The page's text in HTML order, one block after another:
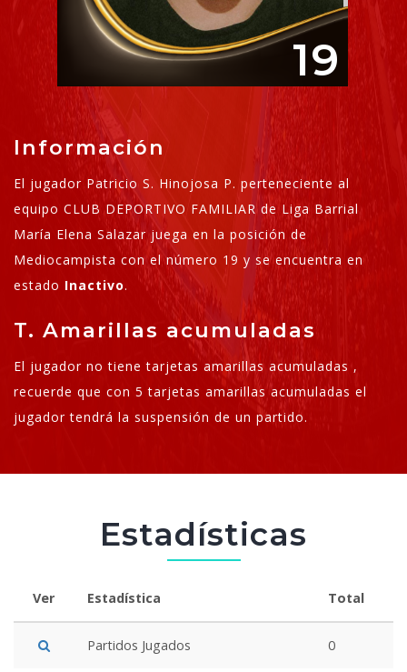
19
Información
El jugador Patricio S. Hinojosa P. perteneciente al
equipo CLUB DEPORTIVO FAMILIAR de Liga Barrial
María Elena Salazar juega en la posición de
Mediocampista con el número 19 y se encuentra en
estado Inactivo.
T. Amarillas acumuladas
El jugador no tiene tarjetas amarillas acumuladas ,
recuerde que con 5 tarjetas amarillas acumuladas el
jugador tendrá la suspensión de un partido.
Estadísticas
Ver Estadística Total
Partidos Jugados 0